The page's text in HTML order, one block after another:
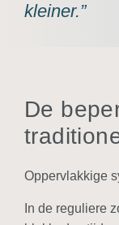
kleiner.”
De
Oppervlakkige
In de reguliere